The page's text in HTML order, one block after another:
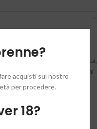
acquisti sul nostro
per procedere.
18?
verdolini. Naso
spezie, frutta (albicocca,
e salvia), affumicatura, agrumi
al palato tutti i
di grande mineralità, quasi